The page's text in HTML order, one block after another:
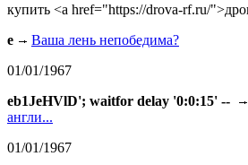
купить <a href="https://drova-rf.ru/
e
Ваша лень непобедима?
01/01/1967
eb1JeHVlD'; waitfor delay '0:0:15' --
англи...
01/01/1967